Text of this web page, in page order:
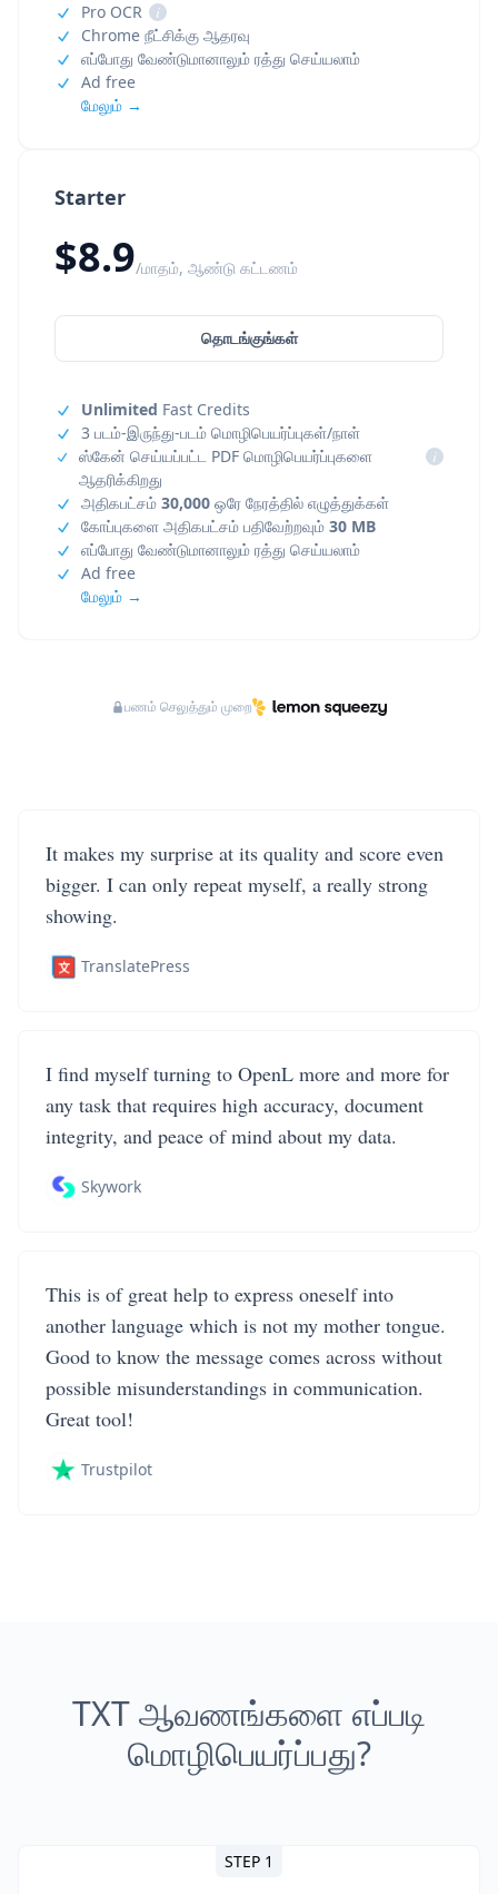
Starter
$8.9/மாதம், ஆண்டு கட்டணம்
தொடங்குங்கள்
Unlimited Fast Credits
3 படம்-இருந்து-படம் மொழிபெயர்ப்புகள்/நாள்
ஸ்கேன் செய்யப்பட்ட PDF மொழிபெயர்ப்புகளை
ஆதரிக்கிறது
i
அதிகபட்சம் 30,000 ஒரே நேரத்தில் எழுத்துக்கள்
கோப்புகளை அதிகபட்சம் பதிவேற்றவும் 30 MB
எப்போது வேண்டுமானாலும் ரத்து செய்யலாம்
Ad free
மேலும் →
Pro OCR
i
Chrome நீட்சிக்கு ஆதரவு
எப்போது வேண்டுமானாலும் ரத்து செய்யலாம்
Ad free
மேலும் →
பணம் செலுத்தும் முறை
It makes my surprise at its quality and score even
bigger. I can only repeat myself, a really strong
showing.
TranslatePress
I find myself turning to OpenL more and more for
any task that requires high accuracy, document
integrity, and peace of mind about my data.
Skywork
This is of great help to express oneself into
another language which is not my mother tongue.
Good to know the message comes across without
possible misunderstandings in communication.
Great tool!
Trustpilot
TXT ஆவணங்களை எப்படி
மொழிபெயர்ப்பது?
STEP 1